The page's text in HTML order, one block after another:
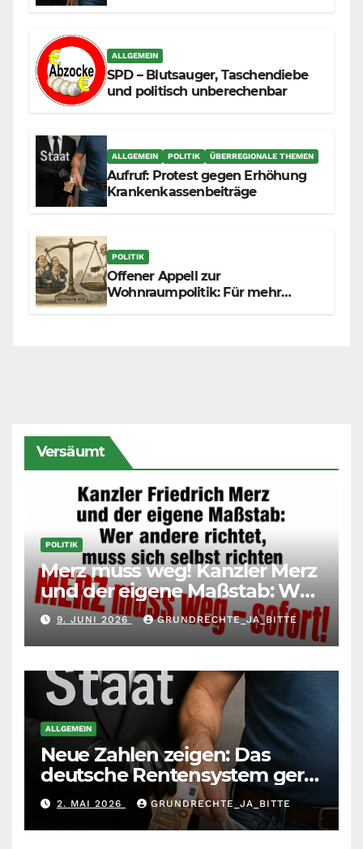
ALLGEMEIN
SPD – Blutsauger, Taschendiebe
und politisch unberechenbar
ALLGEMEIN POLITIK ÜBERREGIONALE THEMEN
Aufruf: Protest gegen Erhöhung
Krankenkassenbeiträge
POLITIK
Offener Appell zur
Wohnraumpolitik: Für mehr
Versäumt
POLITIK
Merz muss weg! Kanzler Merz
und der eigene Maßstab: Wer
andere richtet, muss sich
selbst richten
9. JUNI 2026 GRUNDRECHTE_JA_BITTE
ALLGEMEIN
Neue Zahlen zeigen: Das
deutsche Rentensystem gerät
durch die
Massenzuwanderung
zunehmend unter die Räder.
2. MAI 2026 GRUNDRECHTE_JA_BITTE